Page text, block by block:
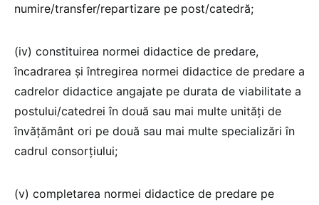
numire/transfer/repartizare pe post/catedră;
(iv) constituirea normei didactice de predare,
încadrarea şi întregirea normei didactice de predare a
cadrelor didactice angajate pe durata de viabilitate a
postului/catedrei în două sau mai multe unităţi de
învățământ ori pe două sau mai multe specializări în
cadrul consorțiului;
(v) completarea normei didactice de predare pe